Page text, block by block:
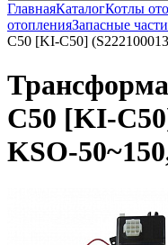
ГлавнаяКаталогКотлы
отопленияЗапасные
C50 [KI-C50]
C50 [KI-
KSO-